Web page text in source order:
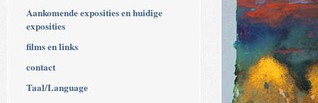
Aankomende exposities en huidige
exposities
films en links
contact
Taal/Language